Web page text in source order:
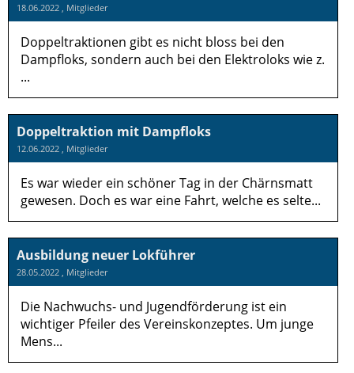
18.06.2022 , Mitglieder
Doppeltraktionen gibt es nicht bloss bei den
Dampfloks, sondern auch bei den Elektroloks wie z.
...
Doppeltraktion mit Dampfloks
12.06.2022 , Mitglieder
Es war wieder ein schöner Tag in der Chärnsmatt
gewesen. Doch es war eine Fahrt, welche es selte...
Ausbildung neuer Lokführer
28.05.2022 , Mitglieder
Die Nachwuchs- und Jugendförderung ist ein
wichtiger Pfeiler des Vereinskonzeptes. Um junge
Mens...